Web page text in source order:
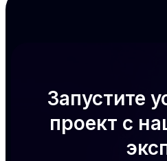
Запустите
проект с